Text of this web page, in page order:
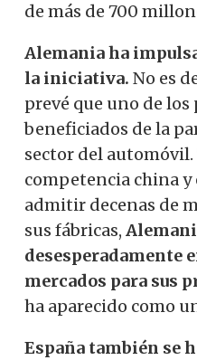
de más de 700
Alemania ha
la iniciativa. No es
prevé que uno de
beneficiados de la
sector del
competencia china
admitir decenas de
sus fábricas,
desesperadamente
mercados para sus
ha aparecido como
España también se